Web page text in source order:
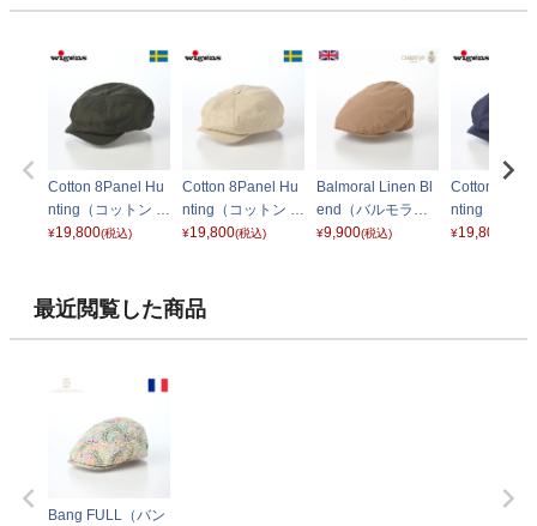
Cotton 8Panel Hu
nting（コットン 8
パネル ハンチン
¥19,800(税込)
Cotton 8Panel Hu
nting（コットン 8
パネル ハンチン
¥19,800(税込)
Balmoral Linen Bl
end（バルモラル
リネンブレンド）
¥9,900(税込)
Cotton
nting（コッ
パネル ハン
¥19,800
最近閲覧した商品
Bang FULL（バン